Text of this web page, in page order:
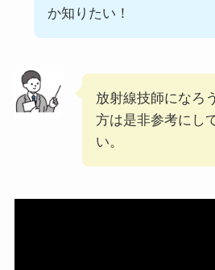
か知りたい！
放射線技師になろ
方は是非参考にし
い。